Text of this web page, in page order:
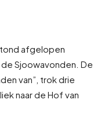
afgelopen
Sjoowavonden. De
van”, trok drie
naar de Hof van